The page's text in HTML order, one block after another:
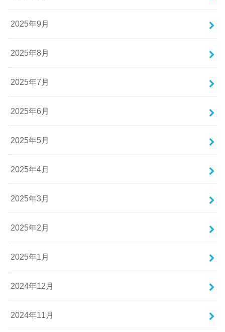
2025年9月
2025年8月
2025年7月
2025年6月
2025年5月
2025年4月
2025年3月
2025年2月
2025年1月
2024年12月
2024年11月